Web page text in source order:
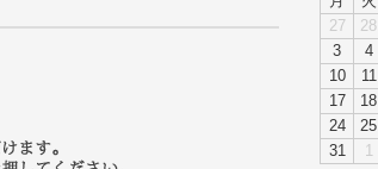
新規ユーザー登録
27
28
3
4
10
11
17
18
24
25
31
1